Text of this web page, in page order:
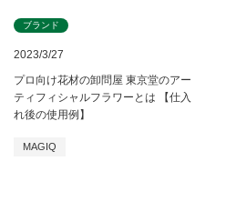
2023/3/27
ブランド
プロ向け花材の卸問屋 東京堂のアー
ティフィシャルフラワーとは 【仕入
れ後の使用例】
MAGIQ